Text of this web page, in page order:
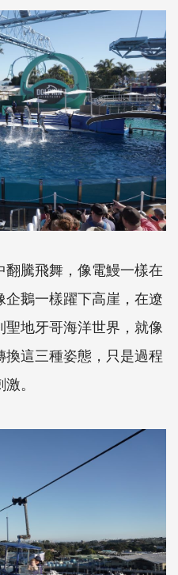
騰飛舞，像電鰻一樣在
鵝一樣躍下高崖，在遼
地牙哥海洋世界，就像
這三種姿態，只是過程
。